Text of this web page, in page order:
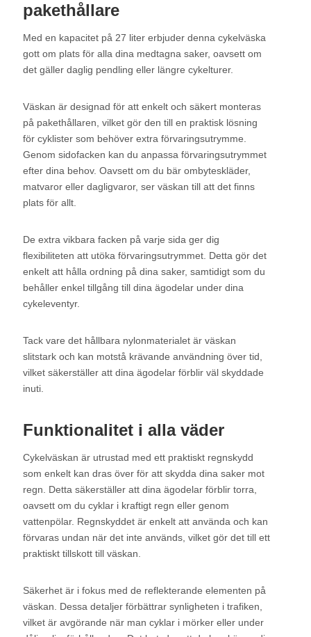
pakethållare
Med en kapacitet på 27 liter erbjuder denna cykelväska
gott om plats för alla dina medtagna saker, oavsett om
det gäller daglig pendling eller längre cykelturer.
Väskan är designad för att enkelt och säkert monteras
på pakethållaren, vilket gör den till en praktisk lösning
för cyklister som behöver extra förvaringsutrymme.
Genom sidofacken kan du anpassa förvaringsutrymmet
efter dina behov. Oavsett om du bär ombyteskläder,
matvaror eller dagligvaror, ser väskan till att det finns
plats för allt.
De extra vikbara facken på varje sida ger dig
flexibiliteten att utöka förvaringsutrymmet. Detta gör det
enkelt att hålla ordning på dina saker, samtidigt som du
behåller enkel tillgång till dina ägodelar under dina
cykeleventyr.
Tack vare det hållbara nylonmaterialet är väskan
slitstark och kan motstå krävande användning över tid,
vilket säkerställer att dina ägodelar förblir väl skyddade
inuti.
Funktionalitet i alla väder
Cykelväskan är utrustad med ett praktiskt regnskydd
som enkelt kan dras över för att skydda dina saker mot
regn. Detta säkerställer att dina ägodelar förblir torra,
oavsett om du cyklar i kraftigt regn eller genom
vattenpölar. Regnskyddet är enkelt att använda och kan
förvaras undan när det inte används, vilket gör det till ett
praktiskt tillskott till väskan.
Säkerhet är i fokus med de reflekterande elementen på
väskan. Dessa detaljer förbättrar synligheten i trafiken,
vilket är avgörande när man cyklar i mörker eller under